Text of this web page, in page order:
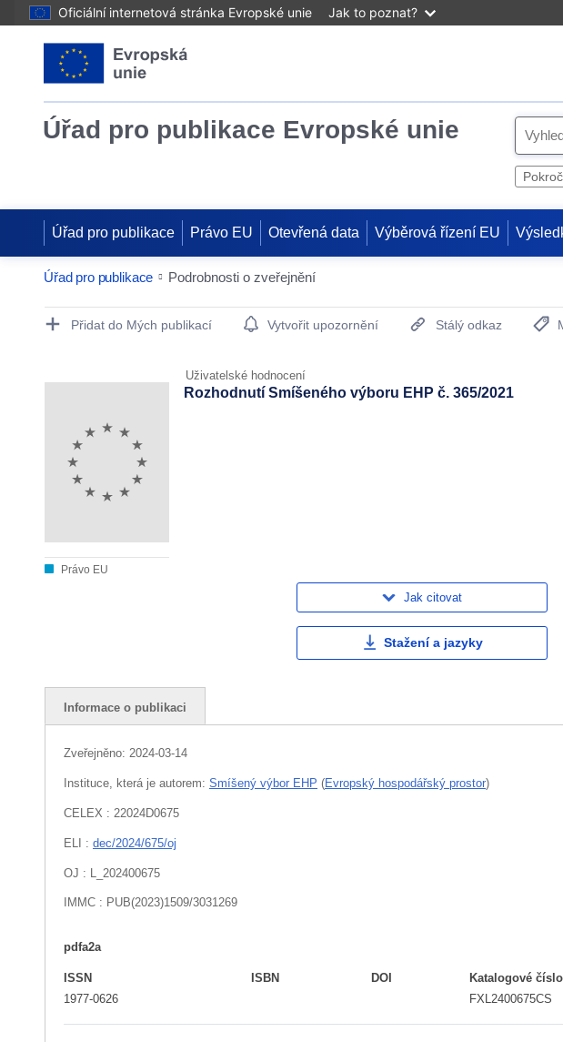
Oficiální internetová stránka Evropské unie Jak to poznat?
Úřad pro publikace Evropské unie
e
Úřad pro publikace Právo EU Otevřená data Výběrová řízení EU
Úřad pro publikace Podrobnosti o zveřejnění
Publication Detail Actions Portlet
Přidat do Mých publikací Vytvořit upozornění Stálý odkaz
Uživatelské hodnocení
Právo EU
Rozhodnutí Smíšeného výboru EHP č. 365/2021
Jak citovat
Stažení a jazyky
Informace o publikaci
Zveřejněno: 2024-03-14
Instituce, která je autorem: Smíšený výbor EHP (Evropský hospodářský prostor)
CELEX : 22024D0675
ELI : dec/2024/675/oj
OJ : L_202400675
IMMC : PUB(2023)1509/3031269
pdfa2a
ISSN
1977-0626
ISBN DOI
Katalogové číslo
FXL2400675CS